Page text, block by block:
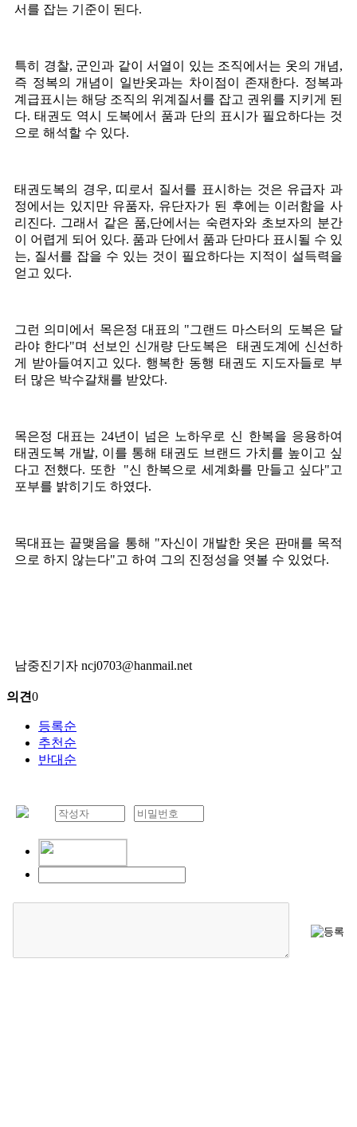
서를 잡는 기준이 된다.
특히 경찰, 군인과 같이 서열이 있는 조직에서는 옷의 개념,
즉 정복의 개념이 일반옷과는 차이점이 존재한다. 정복과
계급표시는 해당 조직의 위계질서를 잡고 권위를 지키게 된
다. 태권도 역시 도복에서 품과 단의 표시가 필요하다는 것
으로 해석할 수 있다.
태권도복의 경우, 띠로서 질서를 표시하는 것은 유급자 과
정에서는 있지만 유품자, 유단자가 된 후에는 이러함을 사
리진다. 그래서 같은 품,단에서는 숙련자와 초보자의 분간
이 어렵게 되어 있다. 품과 단에서 품과 단마다 표시될 수 있
는, 질서를 잡을 수 있는 것이 필요하다는 지적이 설득력을
얻고 있다.
그런 의미에서 목은정 대표의 "그랜드 마스터의 도복은 달
라야 한다"며 선보인 신개량 단도복은 태권도계에 신선하
게 받아들여지고 있다. 행복한 동행 태권도 지도자들로 부
터 많은 박수갈채를 받았다.
목은정 대표는 24년이 넘은 노하우로 신 한복을 응용하여
태권도복 개발, 이를 통해 태권도 브랜드 가치를 높이고 싶
다고 전했다. 또한 "신 한복으로 세계화를 만들고 싶다"고
포부를 밝히기도 하였다.
목대표는 끝맺음을 통해 "자신이 개발한 옷은 판매를 목적
으로 하지 않는다"고 하여 그의 진정성을 엿볼 수 있었다.
남중진기자 ncj0703@hanmail.net
의견0
등록순
추천순
반대순